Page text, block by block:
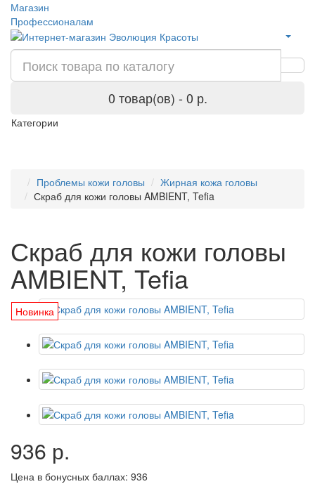
Магазин
Профессионалам
0 товар(ов) - 0 р.
Категории
Проблемы кожи головы
Жирная кожа головы
Скраб для кожи головы AMBIENT, Tefia
Скраб для кожи головы
AMBIENT, Tefia
Новинка
936 р.
Цена в бонусных баллах: 936